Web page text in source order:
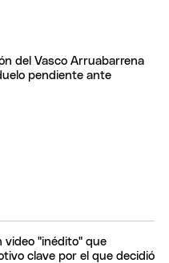
del Vasco Arruabarrena
pendiente ante
video "inédito" que
clave por el que decidió